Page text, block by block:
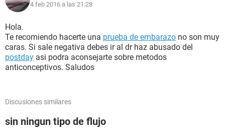
4 feb 2016 a las 21:28
Hola.
Te recomiendo hacerte una prueba de embarazo no son muy
caras. Si sale negativa debes ir al dr haz abusado del
postday asi podra aconsejarte sobre metodos
anticonceptivos. Saludos
Discusiones similares
sin ningun tipo de flujo